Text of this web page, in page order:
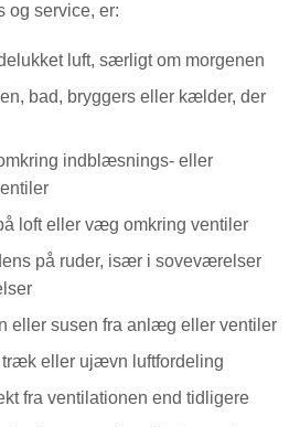
og service, er:
luft, særligt om morgenen
bad, bryggers eller kælder, der
indblæsnings- eller
loft eller væg omkring ventiler
på ruder, især i soveværelser
eller susen fra anlæg eller ventiler
træk eller ujævn luftfordeling
fra ventilationen end tidligere